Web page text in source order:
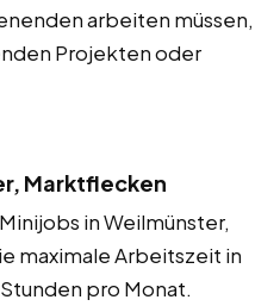
arbeiten müssen,
Projekten oder
Marktflecken
in Weilmünster,
maximale Arbeitszeit in
pro Monat.